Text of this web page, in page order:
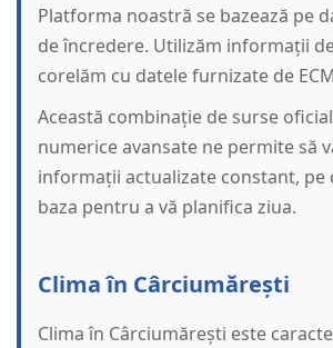
Platforma noastră se bazează pe
de încredere. Utilizăm informații
corelăm cu datele furnizate de
Această combinație de surse
numerice avansate ne permite să
informații actualizate constant, pe
baza pentru a vă planifica ziua.
Clima în Cârciumărești
Clima în Cârciumărești este